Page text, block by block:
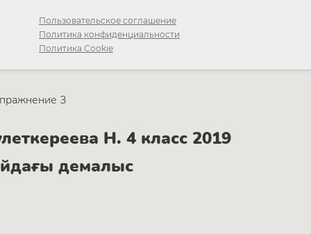
Пользовательское соглашение
Политика конфиденциальности
Политика Cookie
3
Н. 4 класс 2019
демалыс